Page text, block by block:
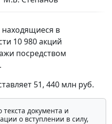
в
10 980 акций
посредством
51, 440 млн руб.
документа и
о вступлении в силу,